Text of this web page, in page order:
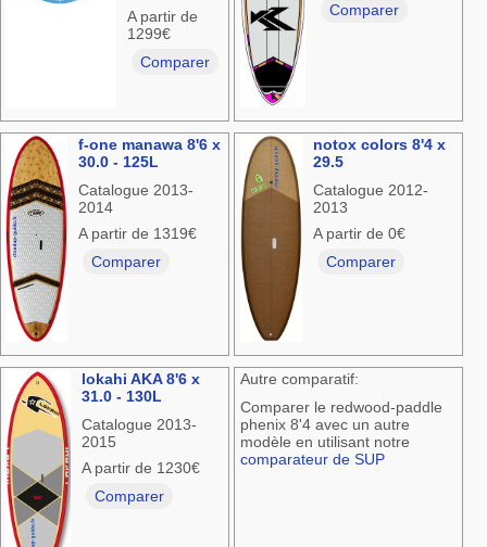
A partir de
1299€
Comparer
Comparer
f-one manawa 8'6 x
30.0 - 125L
Catalogue 2013-
2014
A partir de 1319€
Comparer
notox colors 8'4 x
29.5
Catalogue 2012-
2013
A partir de 0€
Comparer
lokahi AKA 8'6 x
31.0 - 130L
Catalogue 2013-
2015
A partir de 1230€
Comparer
Autre comparatif:
Comparer le redwood-paddle
phenix 8'4 avec un autre
modèle en utilisant notre
comparateur de SUP